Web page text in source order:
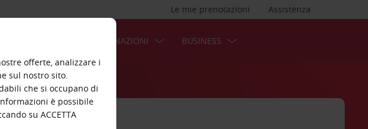
Assistenza
Le mie prenotazioni
DESTINAZIONI BUSINESS
offerte, analizzare i
sul nostro sito.
che si occupano di
è possibile
su ACCETTA